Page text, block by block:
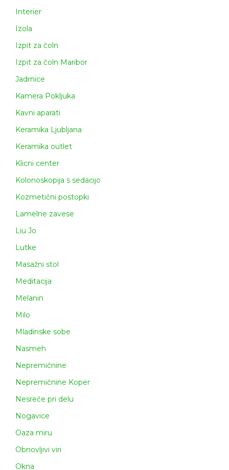
Interier
Izola
Izpit za čoln
Izpit za čoln Maribor
Jadrnice
Kamera Pokljuka
Kavni aparati
Keramika Ljubljana
Keramika outlet
Klicni center
Kolonoskopija s sedacijo
Kozmetični postopki
Lamelne zavese
Liu Jo
Lutke
Masažni stol
Meditacija
Melanin
Milo
Mladinske sobe
Nasmeh
Nepremičnine
Nepremičnine Koper
Nesreče pri delu
Nogavice
Oaza miru
Obnovljivi viri
Okna